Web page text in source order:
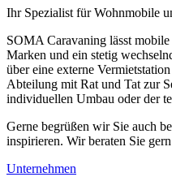
Ihr Spezialist für Wohnmobile
SOMA Caravaning lässt
Marken und ein stetig
über eine externe
Abteilung mit Rat und Tat zur
individuellen Umbau oder der
Gerne begrüßen wir Sie auch
inspirieren. Wir beraten Sie
Unternehmen